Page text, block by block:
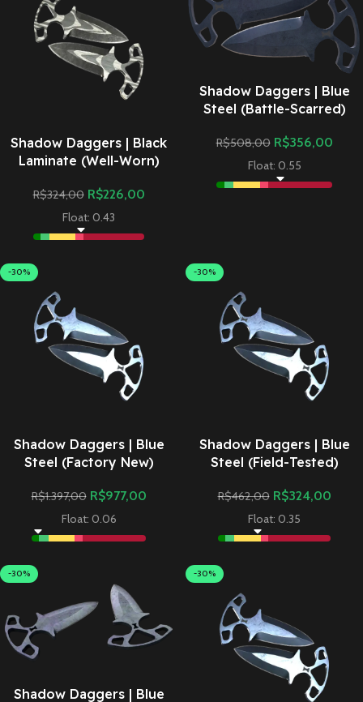
Shadow Daggers | Black
Laminate (Well-Worn)
R$324,00 R$226,00
Float: 0.43
Shadow Daggers | Blue
Steel (Battle-Scarred)
R$508,00 R$356,00
Float: 0.55
-30%
Shadow Daggers | Blue
Steel (Factory New)
R$1.397,00 R$977,00
Float: 0.06
-30%
Shadow Daggers | Blue
Steel (Field-Tested)
R$462,00 R$324,00
Float: 0.35
-30%
Shadow Daggers | Blue
-30%